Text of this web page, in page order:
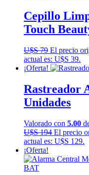
Cepillo
Touch
U$S79 El precio
actual es: U$S 39.
¡Oferta!
Rastreador
Unidades
Valorado con 5.00
U$S194 El precio
actual es: U$S 129.
¡Oferta!